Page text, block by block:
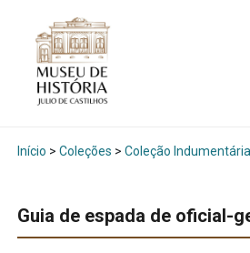
Início > Coleções > Coleção Indumentária
Guia de espada de oficial-